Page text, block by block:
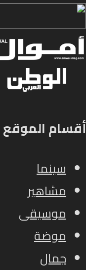
أقسام الموقع
سينما
مشاهير
موسيقى
موضة
جمال